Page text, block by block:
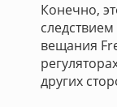
Конечно,
вещания
других